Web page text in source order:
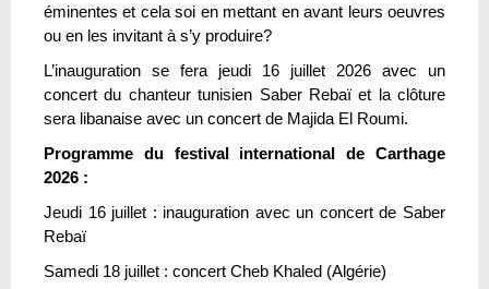
éminentes et cela soi en mettant en avant leurs oeuvres
ou en les invitant à s’y produire?
L’inauguration se fera jeudi 16 juillet 2026 avec un
concert du chanteur tunisien Saber Rebaï et la clôture
sera libanaise avec un concert de Majida El Roumi.
Programme du festival international de Carthage
2026 :
Jeudi 16 juillet : inauguration avec un concert de Saber
Rebaï
Samedi 18 juillet : concert Cheb Khaled (Algérie)